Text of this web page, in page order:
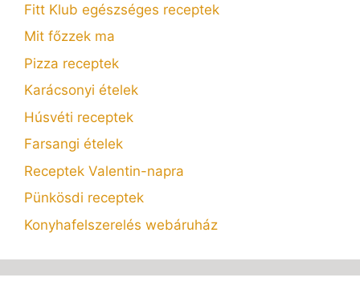
Fitt Klub egészséges receptek
Mit főzzek ma
Pizza receptek
Karácsonyi ételek
Húsvéti receptek
Farsangi ételek
Receptek Valentin-napra
Pünkösdi receptek
Konyhafelszerelés webáruház